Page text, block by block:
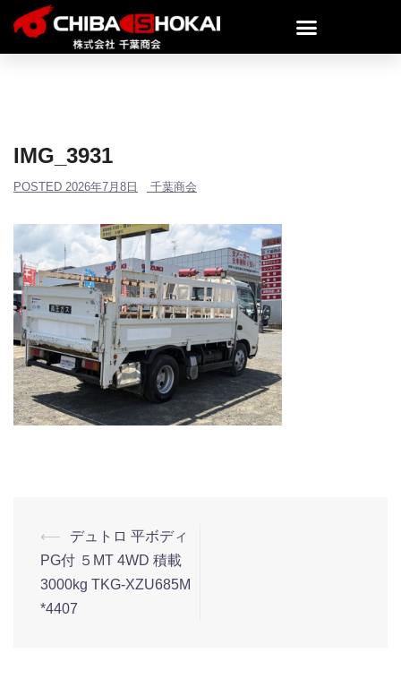
IMG_3931
POSTED 2026年7月8日 千葉商会
⟵
デュトロ 平ボディ
PG付 ５MT 4WD 積載
3000kg TKG-XZU685M
*4407